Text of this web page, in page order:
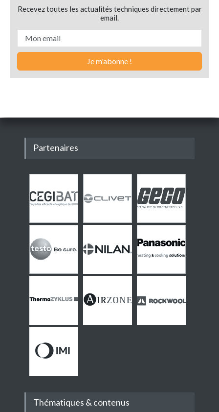
Recevez toutes les actualités techniques directement par
email.
Partenaires
Thématiques & contenus